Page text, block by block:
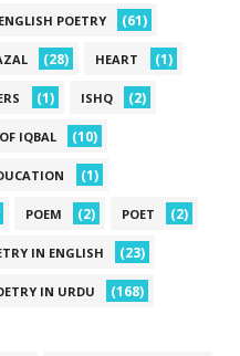
ENGLISH POETRY (61)
(28) HEART (1)
(1) ISHQ (2)
IQBAL (10)
(1)
POEM (2) POET (2)
IN ENGLISH (23)
IN URDU (168)